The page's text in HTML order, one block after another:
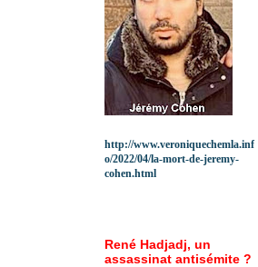
http://www.veroniquechemla.inf
o/2022/04/la-mort-de-jeremy-
cohen.html
René Hadjadj, un
assassinat antisémite ?